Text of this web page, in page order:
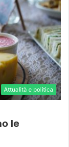
Attualità e politica
le